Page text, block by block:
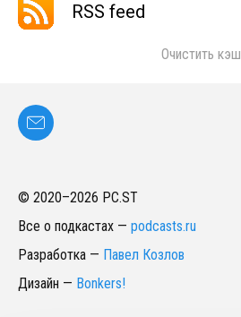
RSS feed
Очистить кэш
© 2020–2026 PC.ST
Все о подкастах — podcasts.ru
Разработка — Павел Козлов
Дизайн — Bonkers!